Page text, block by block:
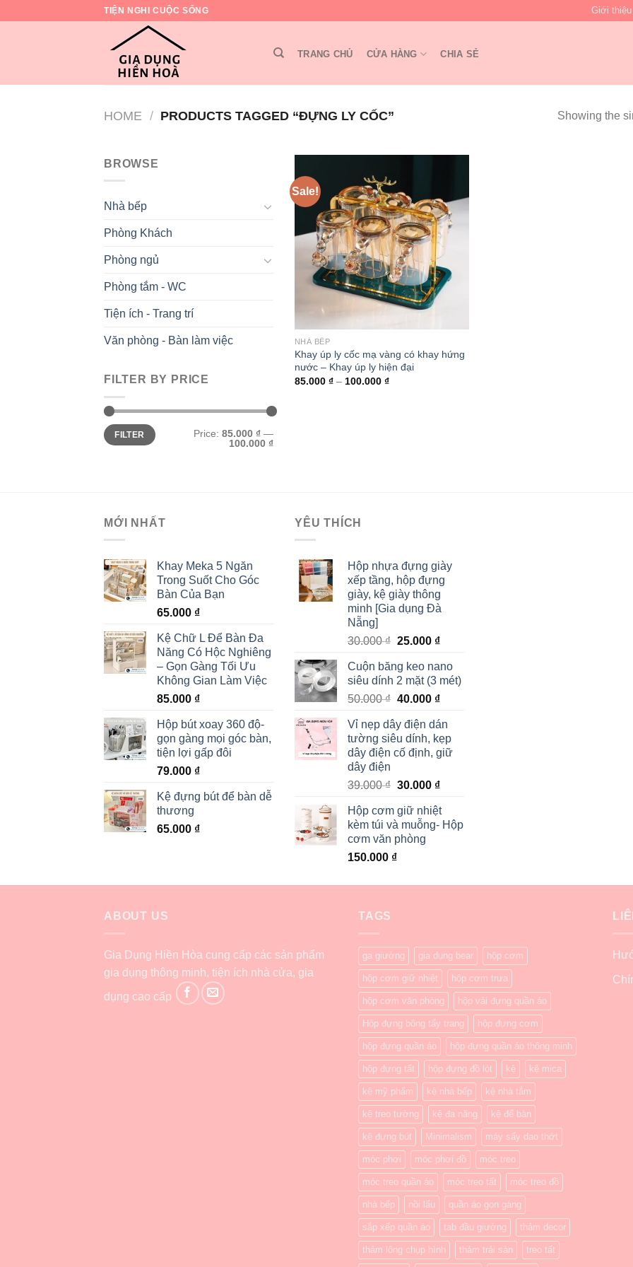
TIỆN NGHI CUỘC SỐNG Giới thiệu
TRANG CHỦ CỬA HÀNG CHIA SẺ
HOME / PRODUCTS TAGGED “ĐỰNG LY CỐC” Showing the
BROWSE
Nhà bếp
Phòng Khách
Phòng ngủ
Phòng tắm - WC
Tiện ích - Trang trí
Văn phòng - Bàn làm việc
FILTER BY PRICE
Min
price
Max
priceFILTER Price: 85.000 ₫ —
100.000 ₫
Sale!
wishlist
NHÀ BẾP
Khay úp ly cốc mạ vàng có khay hứng
nước – Khay úp ly hiện đại
85.000 ₫– 100.000 ₫
MỚI NHẤT
Khay Meka 5 Ngăn
Trong Suốt Cho Góc
Bàn Của Bạn
65.000 ₫
Kệ Chữ L Để Bàn Đa
Năng Có Hộc Nghiêng
– Gọn Gàng Tối Ưu
Không Gian Làm Việc
85.000 ₫
Hộp bút xoay 360 độ-
gọn gàng mọi góc bàn,
tiện lợi gấp đôi
79.000 ₫
Kệ đựng bút để bàn dễ
thương
65.000 ₫
YÊU THÍCH
Hộp nhựa đựng giày
xếp tầng, hộp đựng
giày, kệ giày thông
minh [Gia dụng Đà
Nẵng]
30.000₫ 25.000 ₫
Cuộn băng keo nano
siêu dính 2 mặt (3 mét)
50.000₫ 40.000 ₫
Vỉ nẹp dây điện dán
tường siêu dính, kẹp
dây điện cố định, giữ
dây điện
39.000₫ 30.000 ₫
Hộp cơm giữ nhiệt
kèm túi và muỗng- Hộp
cơm văn phòng
150.000 ₫
ABOUT US
Gia Dụng Hiền Hòa cung cấp các sản phẩm
gia dụng thông minh, tiện ích nhà cửa, gia
dụng cao cấp
TAGS
ga giường gia dụng bear hộp cơm
hộp cơm giữ nhiệt hộp cơm trưa
hộp cơm văn phòng hộp vải đựng quần áo
Hộp đựng bông tẩy trang hộp đựng cơm
hộp đựng quần áo hộp đựng quần áo thông minh
hộp đựng tất hộp đựng đồ lót kệ kệ mica
kệ mỹ phẩm kệ nhà bếp kệ nhà tắm
kệ treo tường kệ đa năng kệ để bàn
kệ đựng bút Minimalism máy sấy dao thớt
móc phơi móc phơi đồ móc treo
móc treo quần áo móc treo tất móc treo đồ
nhà bếp nồi lẩu quần áo gọn gàng
sắp xếp quần áo tab đầu giường thảm decor
thảm lông chụp hình thảm trải sàn treo tất